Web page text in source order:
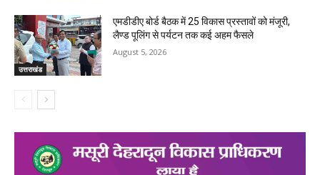
उत्तराखंड
एमडीडीए बोर्ड बैठक में 25 विकास प्रस्तावों को मंजूरी,
लैण्ड पूलिंग से पर्यटन तक कई अहम फैसले
August 5, 2026